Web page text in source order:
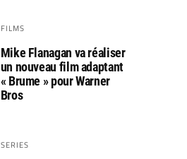
FILMS
Mike Flanagan va réaliser
un nouveau film adaptant
« Brume » pour Warner
Bros
SERIES